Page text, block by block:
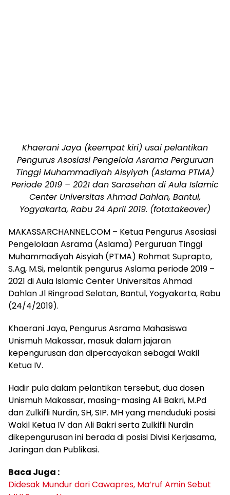
Khaerani Jaya (keempat kiri) usai pelantikan
Pengurus Asosiasi Pengelola Asrama Perguruan
Tinggi Muhammadiyah Aisyiyah (Aslama PTMA)
Periode 2019 – 2021 dan Sarasehan di Aula Islamic
Center Universitas Ahmad Dahlan, Bantul,
Yogyakarta, Rabu 24 April 2019. (foto:takeover)
MAKASSARCHANNEL.COM – Ketua Pengurus Asosiasi
Pengelolaan Asrama (Aslama) Perguruan Tinggi
Muhammadiyah Aisyiah (PTMA) Rohmat Suprapto,
S.Ag, M.Si, melantik pengurus Aslama periode 2019 –
2021 di Aula Islamic Center Universitas Ahmad
Dahlan Jl Ringroad Selatan, Bantul, Yogyakarta, Rabu
(24/4/2019).
Khaerani Jaya, Pengurus Asrama Mahasiswa
Unismuh Makassar, masuk dalam jajaran
kepengurusan dan dipercayakan sebagai Wakil
Ketua IV.
Hadir pula dalam pelantikan tersebut, dua dosen
Unismuh Makassar, masing-masing Ali Bakri, M.Pd
dan Zulkifli Nurdin, SH, SIP. MH yang menduduki posisi
Wakil Ketua IV dan Ali Bakri serta Zulkifli Nurdin
dikepengurusan ini berada di posisi Divisi Kerjasama,
Jaringan dan Publikasi.
Baca Juga :
Didesak Mundur dari Cawapres, Ma’ruf Amin Sebut